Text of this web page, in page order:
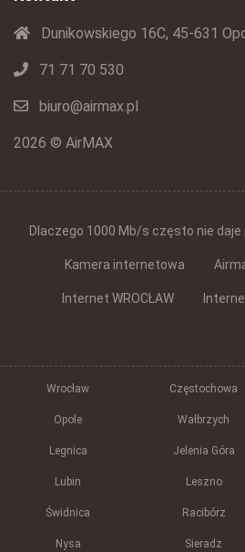
Dunikowskiego 16C, 45-631
71 71 70 530
biuro@airmax.pl
2026 © AirMAX
Dlaczego 1000 Mb/s często nie
Kamera internetowa
Internet WROCŁAW
Wrocław Częstochowa
Opole Wałbrzych
Legnica Jelenia Góra
Lubin Leszno
Świdnica Racibórz
Nysa Sieradz